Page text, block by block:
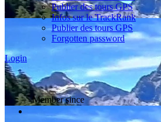
Publier des tours GPS
Infos sur le TrackRank
Publier des tours GPS
Forgotten password
Login
Member since